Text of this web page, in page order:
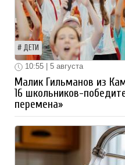
ДЕТИ
10:55 | 5 августа
Малик Гильманов из
16 школьников-
перемена»